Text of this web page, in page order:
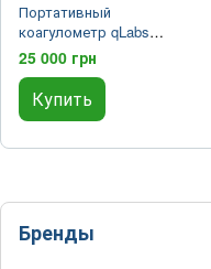
Портативный
коагулометр qLabs
ElectroMeter для
самоконтроля
25 000 грн
Купить
Бренды